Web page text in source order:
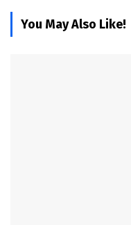
You May Also Like!